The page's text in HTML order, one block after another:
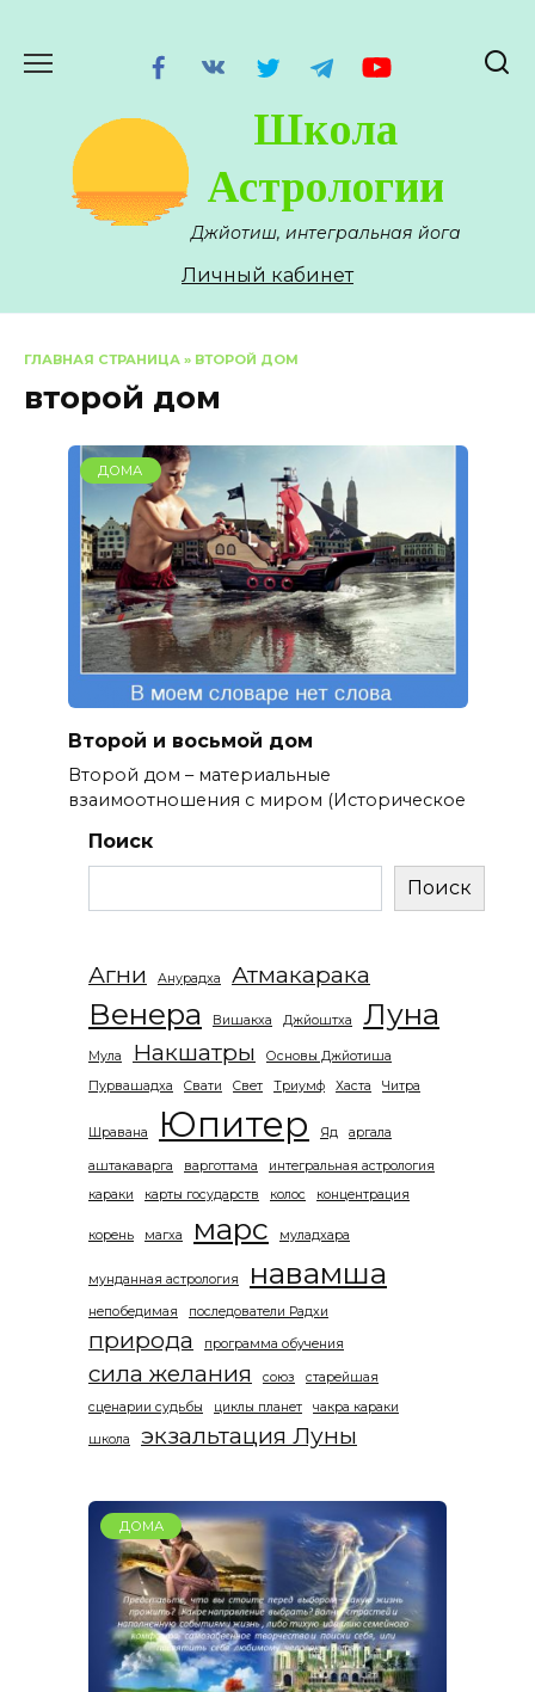
содержанию
Школа
Астрологии
Джйотиш, интегральная йога
Личный кабинет
ГЛАВНАЯ СТРАНИЦА » ВТОРОЙ ДОМ
второй дом
ДОМА
Второй и восьмой дом
Второй дом – материальные
взаимоотношения с миром (Историческое
Поиск
Поиск
Агни Анурадха Атмакарака
Венера Вишакха Джйоштха Луна
Мула Накшатры
Основы Джйотиша
Пурвашадха
Свати Свет Триумф Хаста Читра
Шравана Юпитер Яд аргала
аштакаварга варготтама
интегральная астрология
караки
карты государств колос концентрация
корень магха марс муладхара
мунданная астрология навамша
непобедимая последователи Радхи
природа программа обучения
сила желания союз
старейшая
сценарии судьбы
циклы планет чакра караки
школа экзальтация Луны
ДОМА